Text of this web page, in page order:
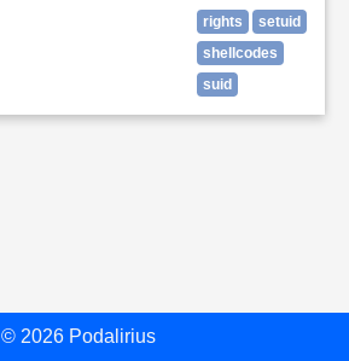
rights
setuid
shellcodes
suid
© 2026 Podalirius